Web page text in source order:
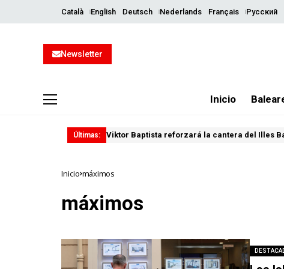
Català English Deutsch Nederlands Français Русский
Newsletter
Inicio
Últimas: Viktor Baptista reforzará la cantera del Illes
Inicio máximos
máximos